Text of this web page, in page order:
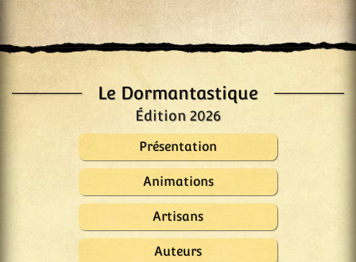
Le Dormantastique
Édition 2026
Présentation
Animations
Artisans
Auteurs